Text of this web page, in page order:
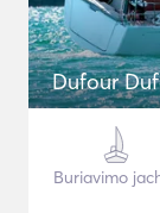
Dufour
Buriavimo